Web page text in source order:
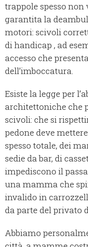
trappole spesso
garantita la
motori: scivoli
di handicap , ad
accesso che
dell’imboccatura.
Esiste la legge per
architettoniche che
scivoli: che si
pedone deve
spesso totale, dei
sedie da bar, di
impediscono il
una mamma che
invalido in
da parte del privato
Abbiamo